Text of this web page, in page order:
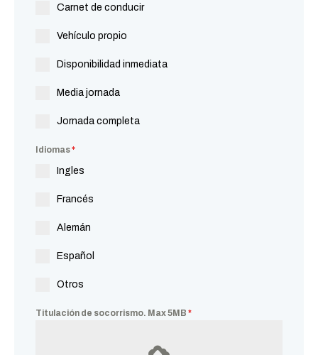
Carnet de conducir
Vehículo propio
Disponibilidad inmediata
Media jornada
Jornada completa
Idiomas*
Ingles
Francés
Alemán
Español
Otros
Titulación de socorrismo. Max 5MB *